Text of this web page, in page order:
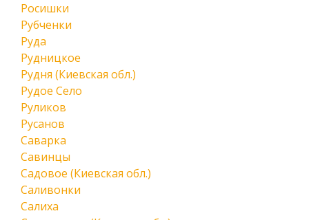
Росишки
Рубченки
Руда
Рудницкое
Рудня (Киевская обл.)
Рудое Село
Руликов
Русанов
Саварка
Савинцы
Садовое (Киевская обл.)
Саливонки
Салиха